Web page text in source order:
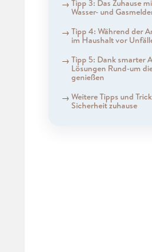
Tipp 3: Das Zuhause
Wasser- und
Tipp 4: Während der
im Haushalt vor
Tipp 5: Dank smarter
Lösungen Rund-um
genießen
Weitere Tipps und
Sicherheit zuhause